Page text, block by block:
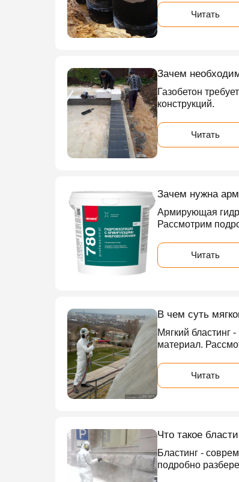
Читать
Зачем
Газобетон
конструкций.
Читать
Зачем нужна
Армирующая
Рассмотрим
Читать
В чем суть
Мягкий бластинг
материал.
Читать
Что такое
Бластинг -
подробно